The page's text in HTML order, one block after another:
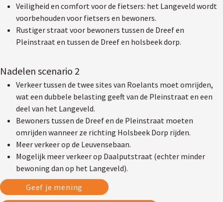
Veiligheid en comfort voor de fietsers: het Langeveld wordt
voorbehouden voor fietsers en bewoners.
Rustiger straat voor bewoners tussen de Dreef en
Pleinstraat en tussen de Dreef en holsbeek dorp.
Nadelen scenario 2
Verkeer tussen de twee sites van Roelants moet omrijden,
wat een dubbele belasting geeft van de Pleinstraat en een
deel van het Langeveld.
Bewoners tussen de Dreef en de Pleinstraat moeten
omrijden wanneer ze richting Holsbeek Dorp rijden.
Meer verkeer op de Leuvensebaan.
Mogelijk meer verkeer op Daalputstraat (echter minder
bewoning dan op het Langeveld).
Geef je mening